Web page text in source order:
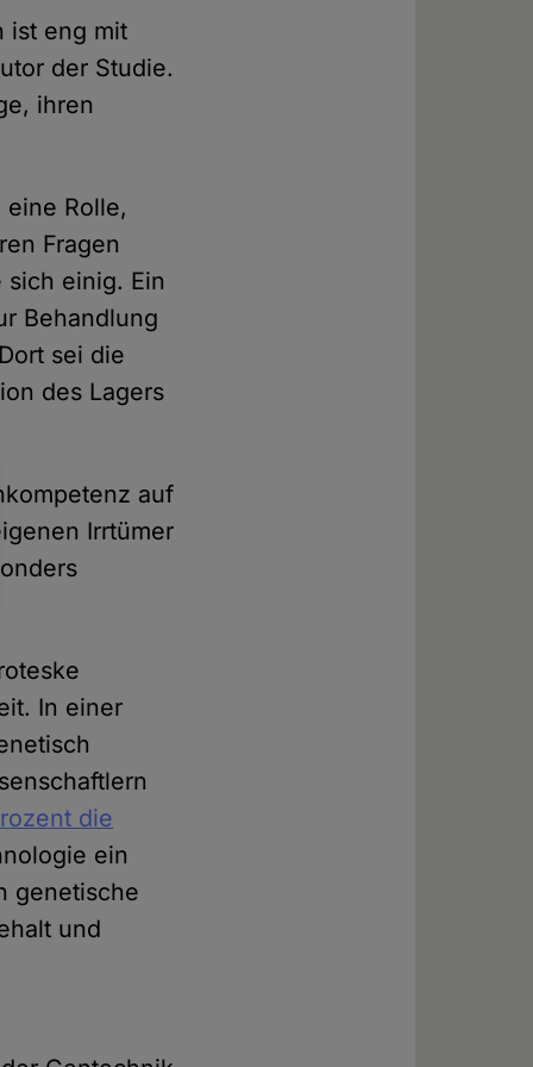
ist eng mit
der Studie.
ihren
Rolle,
Fragen
einig. Ein
Behandlung
sei die
des Lagers
auf
Irrtümer
In einer
die
ein
genetische
und